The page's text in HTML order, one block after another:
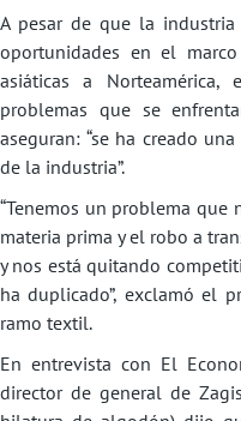
A pesar de que la
oportunidades en el
asiáticas a
problemas que se
aseguran: “se ha creado
de la industria”.
“Tenemos un problema
materia prima y el robo a
y nos está quitando
ha duplicado”, exclamó el
ramo textil.
En entrevista con El
director de general de